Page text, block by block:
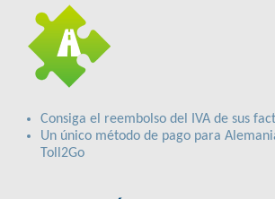
Consiga el reembolso del IVA de sus
Un único método de pago para
Toll2Go